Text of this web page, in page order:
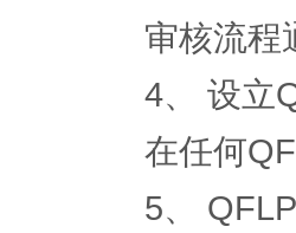
审核流程
4、 设立
在任何
5、